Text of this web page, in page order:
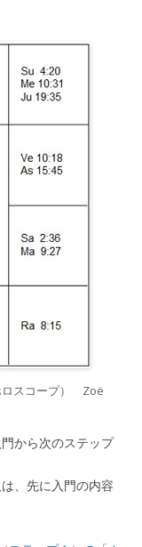
ロスコープ） Zoë
から次のステップ
、先に入門の内容